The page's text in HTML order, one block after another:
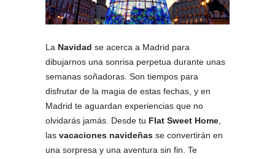
La Navidad se acerca a Madrid para
dibujarnos una sonrisa perpetua durante unas
semanas soñadoras. Son tiempos para
disfrutar de la magia de estas fechas, y en
Madrid te aguardan experiencias que no
olvidarás jamás. Desde tu Flat Sweet Home
las vacaciones navideñas se convertirán en
una sorpresa y una aventura sin fin. Te